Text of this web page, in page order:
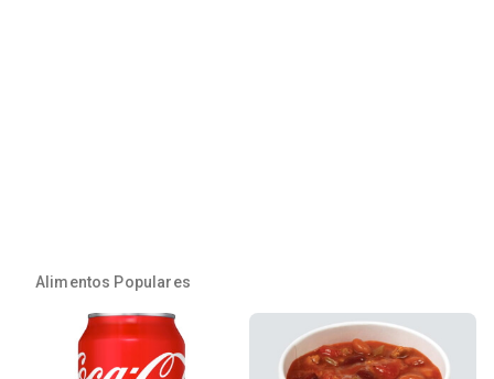
Alimentos Populares